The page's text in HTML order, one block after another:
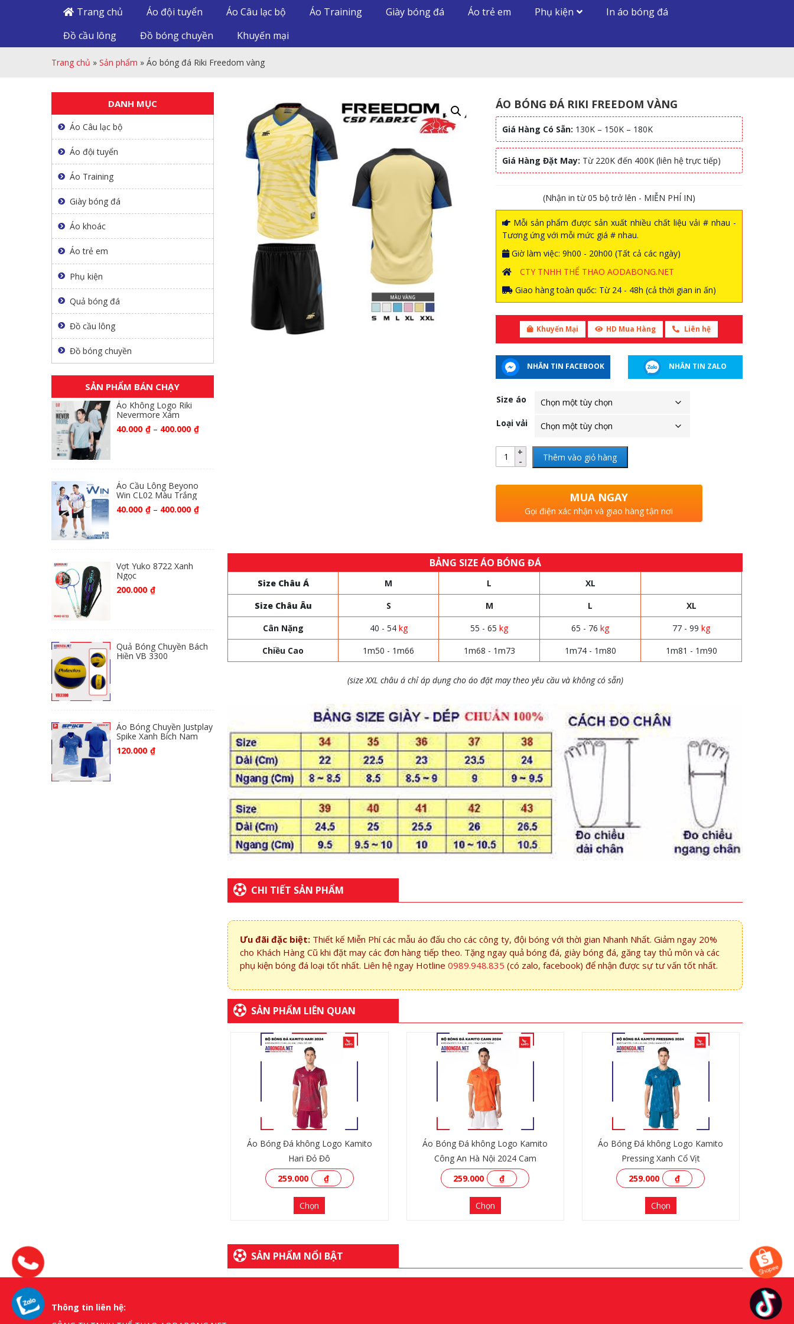
Trang chủ Áo đội tuyển Áo Câu lạc bộ Áo Training Giày bóng đá Áo trẻ em Phụ kiện
In áo bóng đá
Đồ cầu lông
Đồ bóng chuyền Khuyến mại
Trang chủ » Sản phẩm » Áo bóng đá Riki Freedom vàng
ÁO BÓNG ĐÁ RIKI FREEDOM VÀNG
Giá Hàng Có Sẵn: 130K – 150K – 180K
Giá Hàng Đặt May: Từ 220K đến 400K (liên hệ trực tiếp)
(Nhận in từ 05 bộ trở lên - MIỄN PHÍ IN)
Mỗi sản phẩm được sản xuất nhiều chất liệu vải # nhau -
Tương ứng với mỗi mức giá # nhau.
Giờ làm việc: 9h00 - 20h00 (Tất cả các ngày)
CTY TNHH THỂ THAO AODABONG.NET
Giao hàng toàn quốc: Từ 24 - 48h (cả thời gian in ấn)
Khuyến Mại HD Mua Hàng Liên hệ
NHẮN TIN FACEBOOK NHẮN TIN ZALO
Size áo
Loại vải
Thêm vào giỏ hàng
MUA NGAY
Gọi điện xác nhận và giao hàng tận nơi
BẢNG SIZE ÁO BÓNG ĐÁ
Size Châu Á M L
XL
Size Châu Âu
S M L
XL
Cân Nặng
40 - 54 kg 55 - 65kg 65 - 76kg 77 - 99kg
Chiều Cao
1m50 - 1m66 1m68 - 1m73 1m74 - 1m80 1m81 - 1m90
(size XXL châu á chỉ áp dụng cho áo đặt may theo yêu cầu và không có sẵn)
CHI TIẾT SẢN PHẨM
Ưu đãi đặc biệt: Thiết kế Miễn Phí các mẫu áo đấu cho các công ty, đội bóng với thời gian Nhanh Nhất. Giảm ngay 20%
cho Khách Hàng Cũ khi đặt may các đơn hàng tiếp theo. Tặng ngay quả bóng đá, giày bóng đá, găng tay thủ môn và các
phụ kiện bóng đá loại tốt nhất. Liên hệ ngay Hotline0989.948.835 (có zalo, facebook) để nhận được sự tư vấn tốt nhất.
SẢN PHẨM LIÊN QUAN
Áo Bóng Đá không Logo Kamito
Hari Đỏ Đô
259.000
₫
Chọn
Áo Bóng Đá không Logo Kamito
Công An Hà Nội 2024 Cam
259.000
₫
Chọn
Áo Bóng Đá không Logo Kamito
Pressing Xanh Cổ Vịt
259.000
₫
Chọn
SẢN PHẨM NỔI BẬT
DANH MỤC
Áo Câu lạc bộ
Áo đội tuyển
Áo Training
Giày bóng đá
Áo khoác
Áo trẻ em
Phụ kiện
Quả bóng đá
Đồ cầu lông
Đồ bóng chuyền
SẢN PHẨM BÁN CHẠY
Áo Không Logo Riki
Nevermore Xám
40.000 ₫ – 400.000 ₫
Áo Cầu Lông Beyono
Win CL02 Màu Trắng
40.000 ₫ – 400.000 ₫
Vợt Yuko 8722 Xanh
Ngọc
200.000 ₫
Quả Bóng Chuyền Bách
Hiền VB 3300
Áo Bóng Chuyền Justplay
Spike Xanh Bích Nam
120.000 ₫
Thông tin liên hệ: